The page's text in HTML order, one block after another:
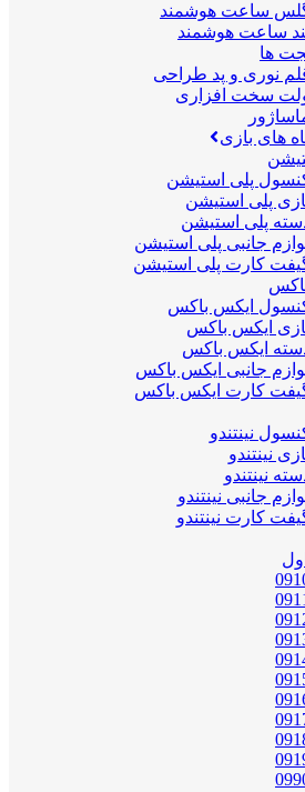
ساعت هوشمند
ساعت هوشمند
ها
نوری و پد طراحی
سخت افزاری
های بازی
پلی استیشن
پلی استیشن
پلی استیشن
جانبی پلی استیشن
کارت پلی استیشن
ایکس باکس
ایکس باکس
ایکس باکس
جانبی ایکس باکس
کارت ایکس باکس
نینتندو
نینتندو
نینتندو
جانبی نینتندو
کارت نینتندو